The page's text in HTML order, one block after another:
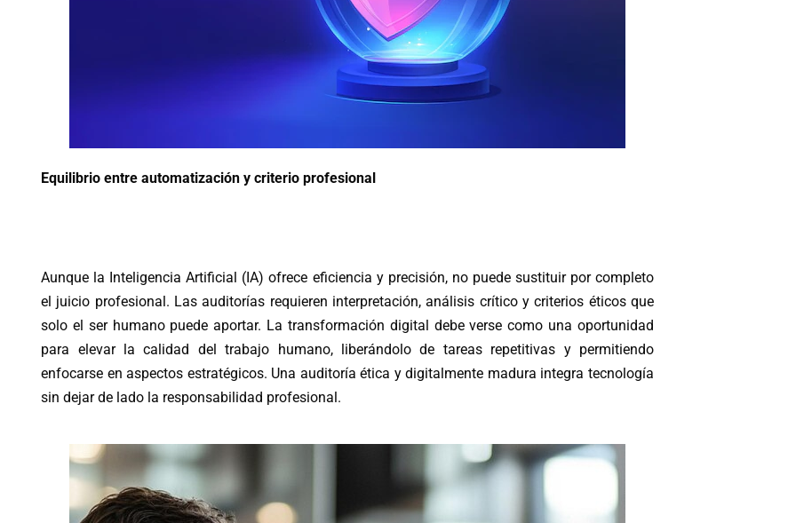
Equilibrio entre automatización y criterio profesional
Aunque la Inteligencia Artificial (IA) ofrece eficiencia y precisión, no puede sustituir por completo
el juicio profesional. Las auditorías requieren interpretación, análisis crítico y criterios éticos que
solo el ser humano puede aportar. La transformación digital debe verse como una oportunidad
para elevar la calidad del trabajo humano, liberándolo de tareas repetitivas y permitiendo
enfocarse en aspectos estratégicos. Una auditoría ética y digitalmente madura integra tecnología
sin dejar de lado la responsabilidad profesional.